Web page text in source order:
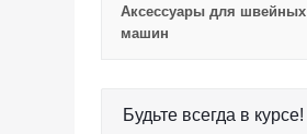
Аксессуары для швейных
машин
Будьте всегда в курсе!